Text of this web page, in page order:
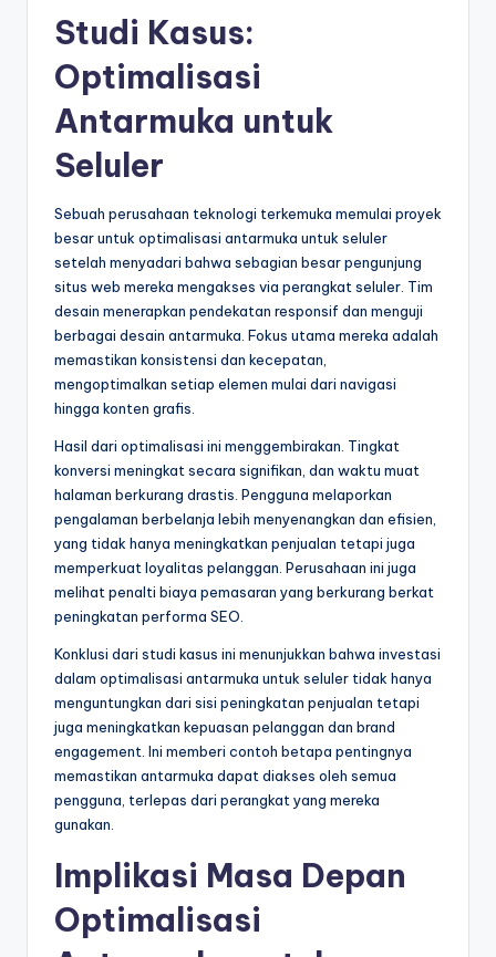
Studi Kasus:
Optimalisasi
Antarmuka untuk
Seluler
Sebuah perusahaan teknologi terkemuka memulai proyek
besar untuk optimalisasi antarmuka untuk seluler
setelah menyadari bahwa sebagian besar pengunjung
situs web mereka mengakses via perangkat seluler. Tim
desain menerapkan pendekatan responsif dan menguji
berbagai desain antarmuka. Fokus utama mereka adalah
memastikan konsistensi dan kecepatan,
mengoptimalkan setiap elemen mulai dari navigasi
hingga konten grafis.
Hasil dari optimalisasi ini menggembirakan. Tingkat
konversi meningkat secara signifikan, dan waktu muat
halaman berkurang drastis. Pengguna melaporkan
pengalaman berbelanja lebih menyenangkan dan efisien,
yang tidak hanya meningkatkan penjualan tetapi juga
memperkuat loyalitas pelanggan. Perusahaan ini juga
melihat penalti biaya pemasaran yang berkurang berkat
peningkatan performa SEO.
Konklusi dari studi kasus ini menunjukkan bahwa investasi
dalam optimalisasi antarmuka untuk seluler tidak hanya
menguntungkan dari sisi peningkatan penjualan tetapi
juga meningkatkan kepuasan pelanggan dan brand
engagement. Ini memberi contoh betapa pentingnya
memastikan antarmuka dapat diakses oleh semua
pengguna, terlepas dari perangkat yang mereka
gunakan.
Implikasi Masa Depan
Optimalisasi